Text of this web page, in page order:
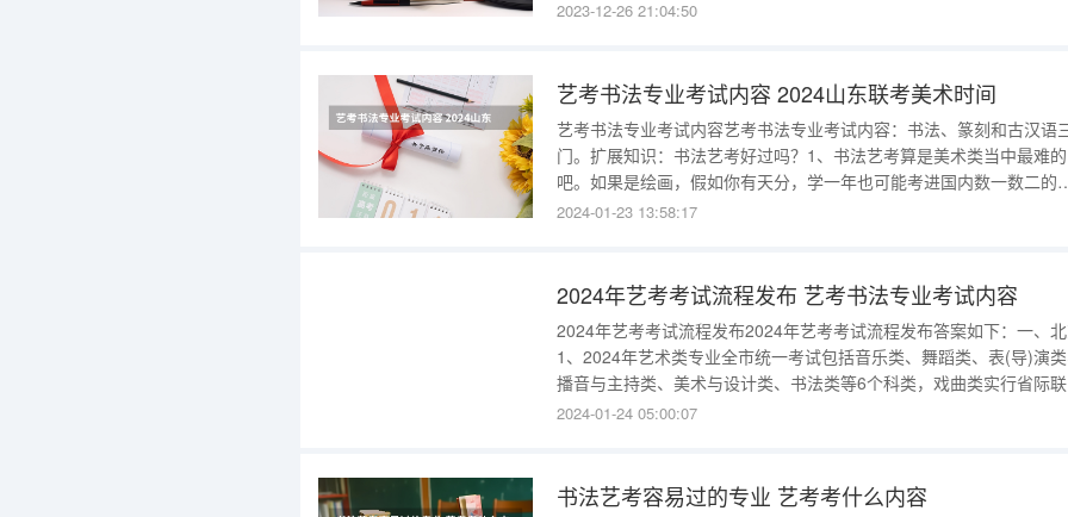
艺考评分方法(1)具有正确的演奏方法、演奏姿势。(2)乐曲演奏规范
2023-12-26 21:04:50
艺考书法专业考试内容 2024山东联考美术时间
艺考书法专业考试内容艺考书法专业考试内容：书法、篆刻和古汉语
门。扩展知识：书法艺考好过吗？1、书法艺考算是美术类当中最难的
吧。如果是绘画，假如你有天分，学一年也可能考进国内数一数二的
术院校。但书法，一两年的功底基本没希望，就算你在这方面有天赋
2024-01-23 13:58:17
2024年艺考考试流程发布 艺考书法专业考试内容
2024年艺考考试流程发布2024年艺考考试流程发布答案如下：一、
1、2024年艺术类专业全市统一考试包括音乐类、舞蹈类、表(导)演
播音与主持类、美术与设计类、书法类等6个科类，戏曲类实行省际联
考。2、2024年起，艺术史论、戏剧影视文学等高校艺术类专业，直
2024-01-24 05:00:07
书法艺考容易过的专业 艺考考什么内容